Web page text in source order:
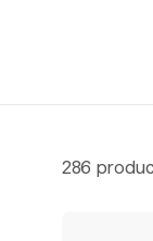
286